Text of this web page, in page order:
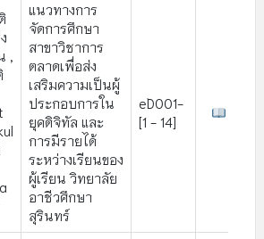
,
แนวทางการ
จัดการศึกษา
สาขาวิชาการ
ตลาดเพื่อส่ง
เสริมความเป็นผู้
ประกอบการใน
ยุคดิจิทัล และ
การมีรายได้
ระหว่างเรียนของ
ผู้เรียน วิทยาลัย
อาชีวศึกษา
สุรินทร์
eD001-
[1 - 14]